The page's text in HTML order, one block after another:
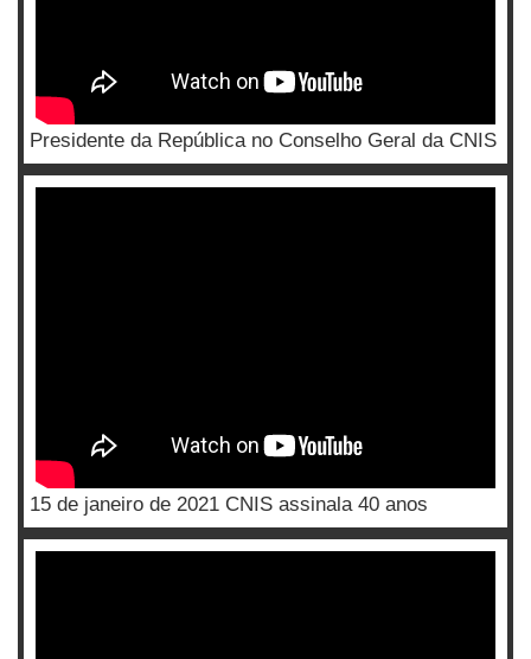
Presidente da República no Conselho Geral da CNIS
15 de janeiro de 2021 CNIS assinala 40 anos